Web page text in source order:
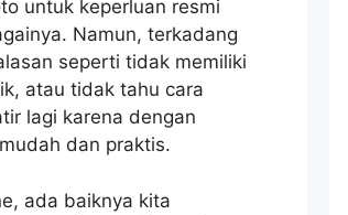
untuk keperluan resmi
Namun, terkadang
seperti tidak memiliki
atau tidak tahu cara
lagi karena dengan
dan praktis.
ada baiknya kita